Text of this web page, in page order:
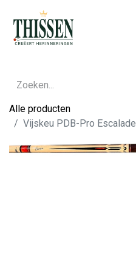
Alle producten
Vijskeu PDB-Pro